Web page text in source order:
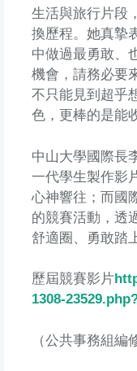
生活與旅行片段
換歷程。她真摯
中做過最勇敢、
機會，請務必要
不只能見到超乎
色，更棒的是能
中山大學國際長
一代學生製作影
心神響往；而國
的競賽活動，透
舒適圈、勇敢踏
歷屆競賽影片
1308-
（公共事務組編